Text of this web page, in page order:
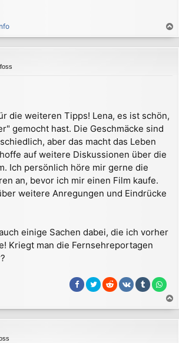
a
c
die weiteren Tipps! Lena, es ist schön,
gemocht hast. Die Geschmäcke sind
aber das macht das Leben
auf weitere Diskussionen über die
Ich persönlich höre mir gerne die
an, bevor ich mir einen Film kaufe.
weitere Anregungen und Eindrücke
einige Sachen dabei, die ich vorher
Kriegt man die Fernsehreportagen
a
c